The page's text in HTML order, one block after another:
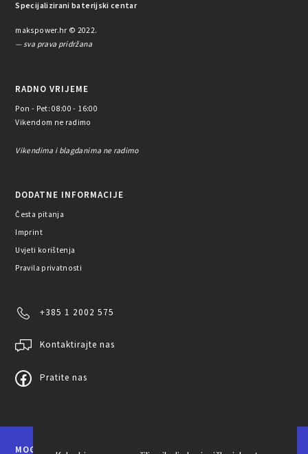
Specijalizirani baterijski centar
makspower.hr © 2022.
— sva prava pridržana
RADNO VRIJEME
Pon - Pet: 08:00 - 16:00
Vikendom ne radimo
Vikendima i blagdanima ne radimo
DODATNE INFORMACIJE
Česta pitanja
Imprint
Uvjeti korištenja
Pravila privatnosti
+385 1 2002 575
Kontaktirajte nas
Pratite nas
MOGUĆNOSTI PLAĆANJA